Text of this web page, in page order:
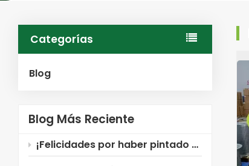
Categorías
Blog
Blog Más Reciente
¡Felicidades por haber pintado Coolworks!